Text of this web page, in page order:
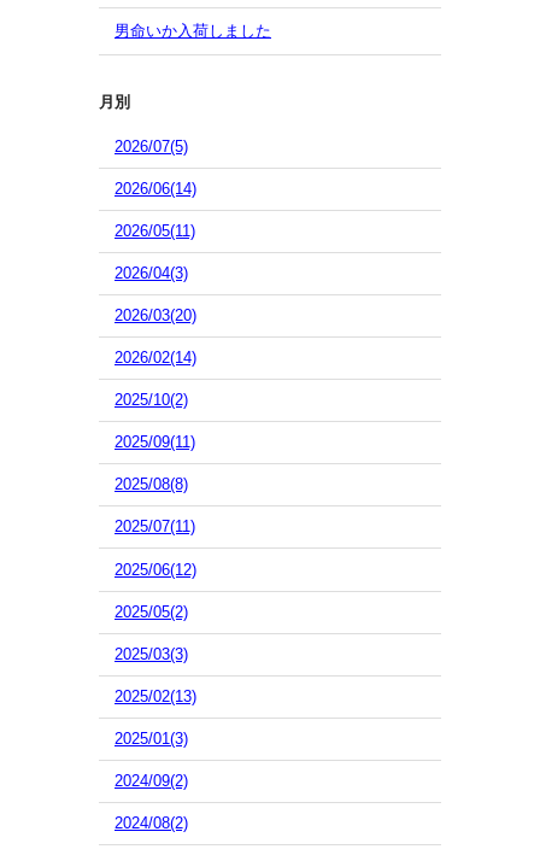
男命いか入荷しました
月別
2026/07(5)
2026/06(14)
2026/05(11)
2026/04(3)
2026/03(20)
2026/02(14)
2025/10(2)
2025/09(11)
2025/08(8)
2025/07(11)
2025/06(12)
2025/05(2)
2025/03(3)
2025/02(13)
2025/01(3)
2024/09(2)
2024/08(2)